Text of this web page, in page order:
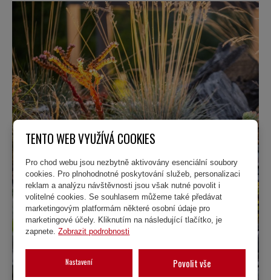
TENTO WEB VYUŽÍVÁ COOKIES
Pro chod webu jsou nezbytně aktivovány esenciální soubory
cookies. Pro plnohodnotné poskytování služeb, personalizaci
reklam a analýzu návštěvnosti jsou však nutné povolit i
volitelné cookies. Se souhlasem můžeme také předávat
marketingovým platformám některé osobní údaje pro
marketingové účely. Kliknutím na následující tlačítko, je
zapnete.Zobrazit podrobnosti
Nastavení Povolit vše